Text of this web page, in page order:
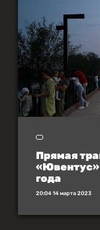
Прямая
«Ювентус»
года
20:04 14 марта 2023